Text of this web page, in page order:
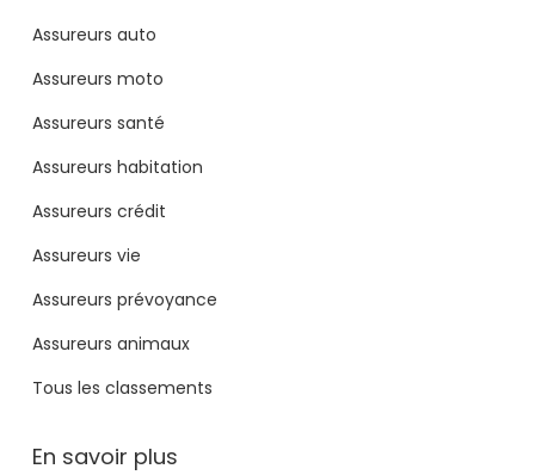
Assureurs auto
Assureurs moto
Assureurs santé
Assureurs habitation
Assureurs crédit
Assureurs vie
Assureurs prévoyance
Assureurs animaux
Tous les classements
En savoir plus